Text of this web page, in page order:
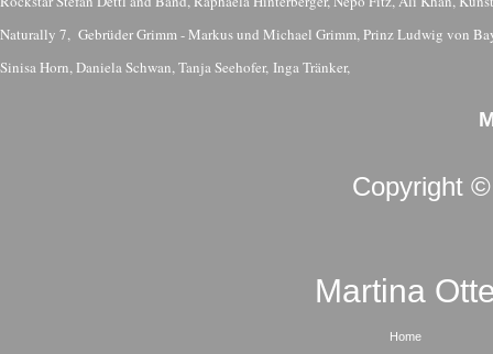
Naturally 7, Gebrüder Grimm - Markus und Michael Grimm, Prinz Ludwig von
Sinisa Horn, Daniela Schwan, Tanja Seehofer, Inga Tränker,
Copyright
Martina
Home